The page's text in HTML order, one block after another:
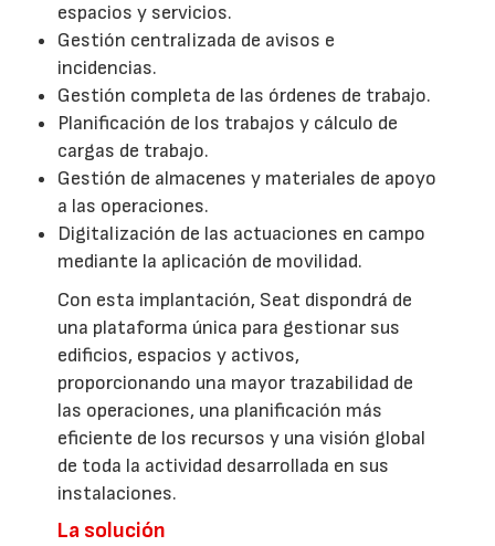
espacios y servicios.
Gestión centralizada de avisos e
incidencias.
Gestión completa de las órdenes de trabajo.
Planificación de los trabajos y cálculo de
cargas de trabajo.
Gestión de almacenes y materiales de apoyo
a las operaciones.
Digitalización de las actuaciones en campo
mediante la aplicación de movilidad.
Con esta implantación, Seat dispondrá de
una plataforma única para gestionar sus
edificios, espacios y activos,
proporcionando una mayor trazabilidad de
las operaciones, una planificación más
eficiente de los recursos y una visión global
de toda la actividad desarrollada en sus
instalaciones.
La solución